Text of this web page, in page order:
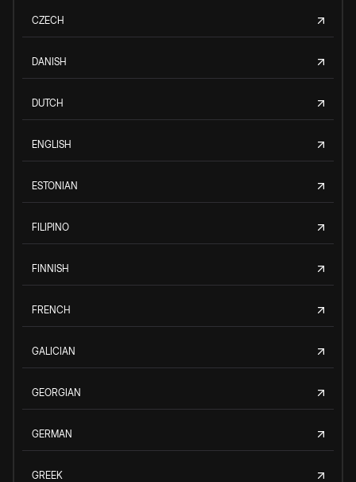
CZECH
DANISH
DUTCH
ENGLISH
ESTONIAN
FILIPINO
FINNISH
FRENCH
GALICIAN
GEORGIAN
GERMAN
GREEK